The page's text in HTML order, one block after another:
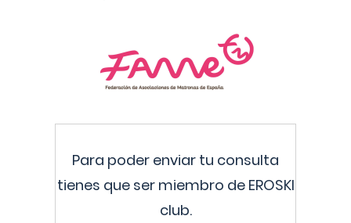
Para poder enviar tu consulta
tienes que ser miembro de EROSKI
club.